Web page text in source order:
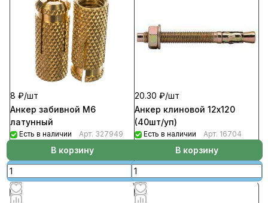
8 ₽/шт
Анкер забивной М6
латунный
Есть в наличии Арт. 327949
В корзину
20.30 ₽/шт
Анкер клиновой 12х120
(40шт/уп)
Есть в наличии Арт. 16704
В корзину